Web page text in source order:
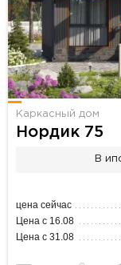
Каркасный дом
Нордик 75
В
цена сейчас
Цена с 16.08
Цена с 31.08